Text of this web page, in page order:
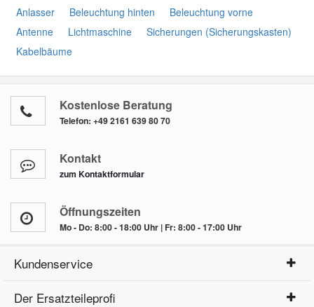
Anlasser Beleuchtung hinten
Beleuchtung vorne
Antenne
Lichtmaschine
Sicherungen (Sicherungskasten)
Kabelbäume
Kostenlose Beratung
Telefon: +49 2161 639 80 70
Kontakt
zum Kontaktformular
Öffnungszeiten
Mo - Do: 8:00 - 18:00 Uhr | Fr: 8:00 - 17:00 Uhr
Kundenservice
Der Ersatzteileprofi